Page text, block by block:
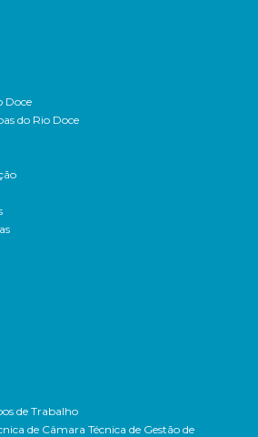
Doce
do Rio Doce
de Trabalho
de Câmara Técnica de Gestão de